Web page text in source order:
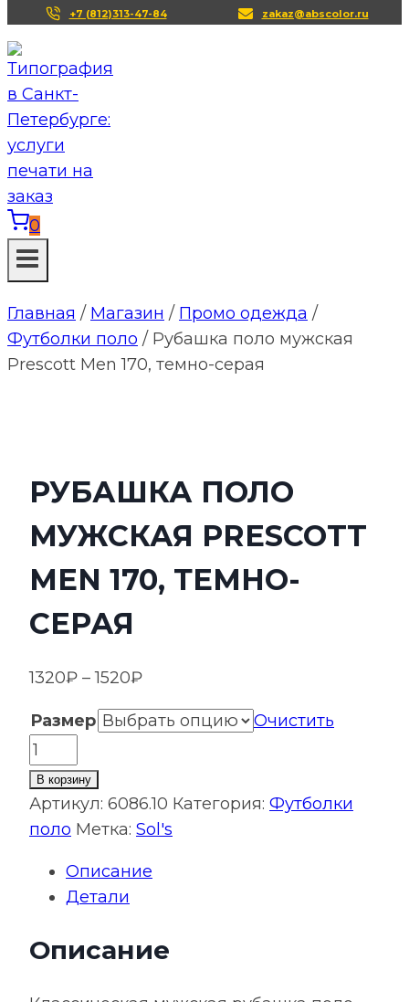
+7 (812)313-47-84 zakaz@abscolor.ru
0
Главная / Магазин / Промо одежда /
Футболки поло / Рубашка поло мужская
Prescott Men 170, темно-серая
РУБАШКА ПОЛО
МУЖСКАЯ PRESCOTT
MEN 170, ТЕМНО-
СЕРАЯ
1320₽ – 1520₽Диапазон
1320₽
Размер
Очистить
Количество
товара
Рубашка
поло
Prescott
Men
темно-
В корзину
Артикул: 6086.10 Категория: Футболки
поло Метка: Sol's
Описание
Детали
Описание